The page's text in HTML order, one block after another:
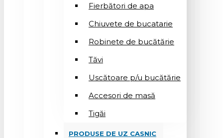
Fierbători de apa
Chiuvete de bucatarie
Robinete de bucătărie
Tăvi
Uscătoare p/u bucătărie
Accesori de masă
Tigăi
PRODUSE DE UZ CASNIC